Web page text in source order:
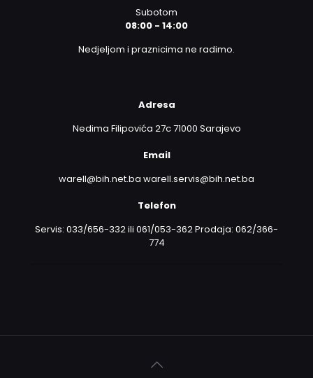
Subotom
08:00 - 14:00
Nedjeljom i praznicima ne radimo.
Adresa
Nedima Filipovića 27c 71000 Sarajevo
Email
warell@bih.net.ba warell.servis@bih.net.ba
Telefon
Servis: 033/656-332 ili 061/053-362 Prodaja: 062/366-
774